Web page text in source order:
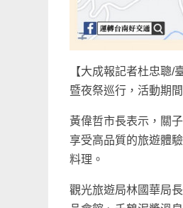
【大成報記者杜忠聰
暨夜祭巡行，活動期
黃偉哲市長表示，關
享受高品質的旅遊體
料理。
觀光旅遊局林國華局